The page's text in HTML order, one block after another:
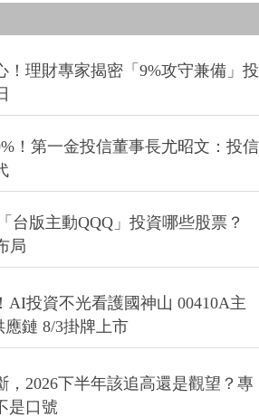
！理財專家揭密「9%攻守兼備」投
！第一金投信董事長尤昭文：投信
台版主動QQQ」投資哪些股票？
局
AI投資不光看護國神山 00410A主
鏈 8/3掛牌上市
，2026下半年該追高還是觀望？專
是口號